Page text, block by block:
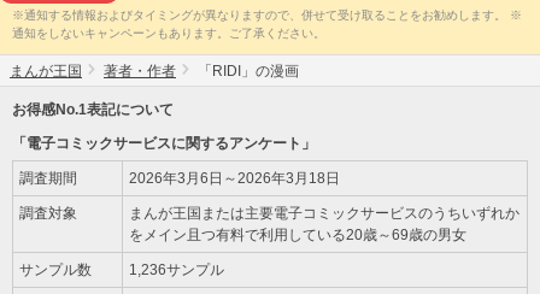
※通知する情報およびタイミングが異なりますので、併せて受け取ることをお勧めします。 ※
通知をしないキャンペーンもあります。ご了承ください。
まんが王国 著者・作者 「RIDI」の漫画
お得感No.1表記について
「電子コミックサービスに関するアンケート」
調査期間 2026年3月6日～2026年3月18日
調査対象
まんが王国または主要電子コミックサービスのうちいずれか
をメイン且つ有料で利用している20歳～69歳の男女
サンプル数 1,236サンプル